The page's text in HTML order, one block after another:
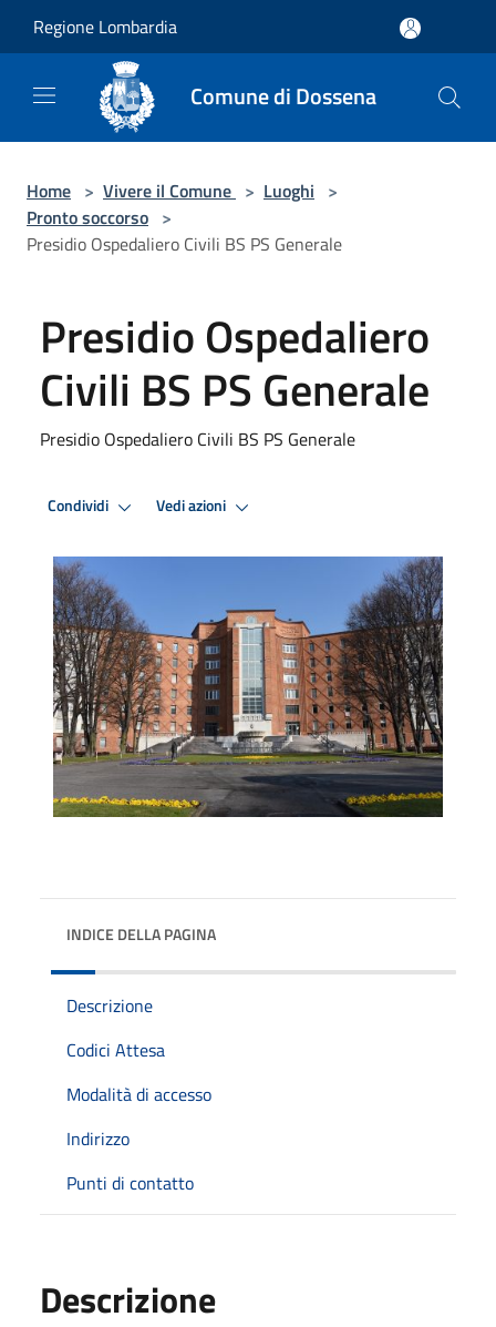
Regione Lombardia
Comune di Dossena
Home > Vivere il Comune > Luoghi >
Pronto soccorso >
Presidio Ospedaliero Civili BS PS Generale
Presidio Ospedaliero
Civili BS PS Generale
Presidio Ospedaliero Civili BS PS Generale
Condividi Vedi azioni
INDICE DELLA PAGINA
Descrizione
Codici Attesa
Modalità di accesso
Indirizzo
Punti di contatto
Descrizione